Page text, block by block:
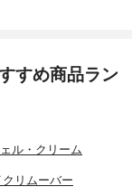
すめ商品ラン
ル・クリーム
リムーバー